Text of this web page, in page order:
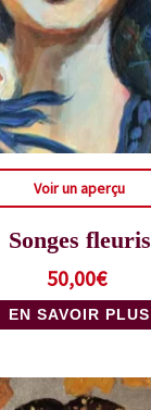
Voir un aperçu
Songes fleuris
50,00€
EN SAVOIR PLUS